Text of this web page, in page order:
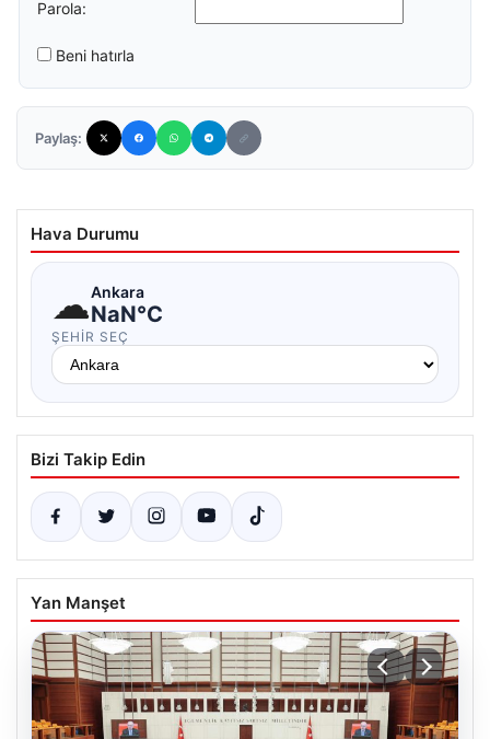
Parola:
Beni hatırla
Paylaş:
Hava Durumu
☁Ankara
NaN°C
ŞEHIR SEÇ
Bizi Takip Edin
Yan Manşet